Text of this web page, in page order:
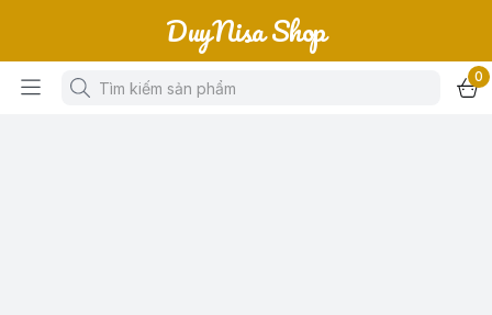
DuyNisa Shop
0